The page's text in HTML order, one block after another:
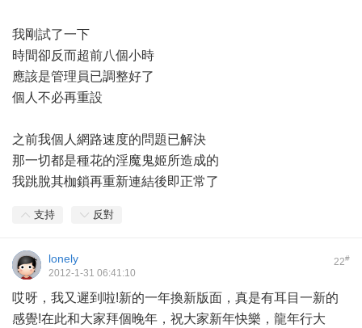
我剛試了一下
時間卻反而超前八個小時
應該是管理員已調整好了
個人不必再重設
之前我個人網路速度的問題已解決
那一切都是種花的淫魔鬼姬所造成的
我跳脫其枷鎖再重新連結後即正常了
支持 反對
22#
lonely
2012-1-31 06:41:10
哎呀，我又遲到啦!新的一年換新版面，真是有耳目一新的
感覺!在此和大家拜個晚年，祝大家新年快樂，龍年行大